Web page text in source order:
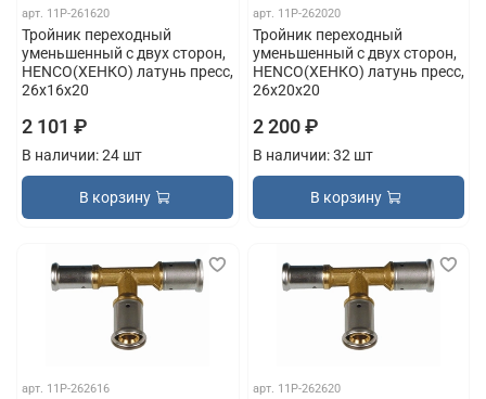
арт. 11P-261620
Тройник переходный
уменьшенный с двух сторон,
HENCO(ХЕНКО) латунь пресс,
26x16x20
2 101 ₽
В наличии: 24 шт
В корзину
арт. 11P-262020
Тройник переходный
уменьшенный с двух сторон,
HENCO(ХЕНКО) латунь пресс,
26x20x20
2 200 ₽
В наличии: 32 шт
В корзину
арт. 11P-262616 арт. 11P-262620